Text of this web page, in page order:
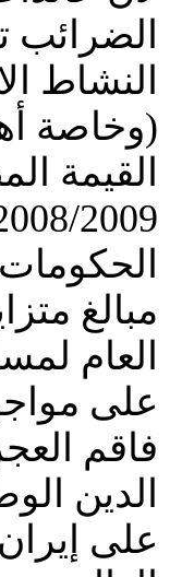
الضرائب
النشاط
(وخاصة
القيمة
مبالغ
العام
على
فاقم
الدين
على